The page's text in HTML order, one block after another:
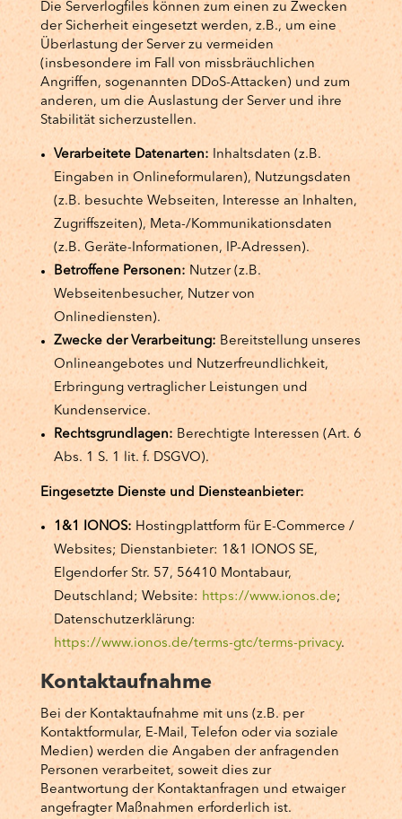
Die Serverlogfiles können zum einen zu Zwecken
der Sicherheit eingesetzt werden, z.B., um eine
Überlastung der Server zu vermeiden
(insbesondere im Fall von missbräuchlichen
Angriffen, sogenannten DDoS-Attacken) und zum
anderen, um die Auslastung der Server und ihre
Stabilität sicherzustellen.
Verarbeitete Datenarten: Inhaltsdaten (z.B.
Eingaben in Onlineformularen), Nutzungsdaten
(z.B. besuchte Webseiten, Interesse an Inhalten,
Zugriffszeiten), Meta-/Kommunikationsdaten
(z.B. Geräte-Informationen, IP-Adressen).
Betroffene Personen: Nutzer (z.B.
Webseitenbesucher, Nutzer von
Onlinediensten).
Zwecke der Verarbeitung: Bereitstellung unseres
Onlineangebotes und Nutzerfreundlichkeit,
Erbringung vertraglicher Leistungen und
Kundenservice.
Rechtsgrundlagen: Berechtigte Interessen (Art. 6
Abs. 1 S. 1 lit. f. DSGVO).
Eingesetzte Dienste und Diensteanbieter:
1&1 IONOS: Hostingplattform für E-Commerce /
Websites; Dienstanbieter: 1&1 IONOS SE,
Elgendorfer Str. 57, 56410 Montabaur,
Deutschland; Website: https://www.ionos.de;
Datenschutzerklärung:
https://www.ionos.de/terms-gtc/terms-privacy.
Kontaktaufnahme
Bei der Kontaktaufnahme mit uns (z.B. per
Kontaktformular, E-Mail, Telefon oder via soziale
Medien) werden die Angaben der anfragenden
Personen verarbeitet, soweit dies zur
Beantwortung der Kontaktanfragen und etwaiger
angefragter Maßnahmen erforderlich ist.